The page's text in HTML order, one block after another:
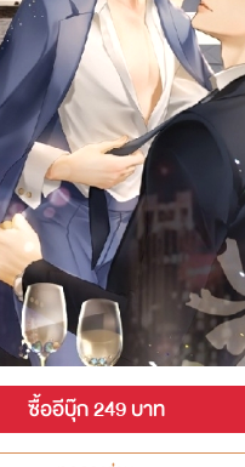
ซื้ออีบุ๊ก 249 บาท